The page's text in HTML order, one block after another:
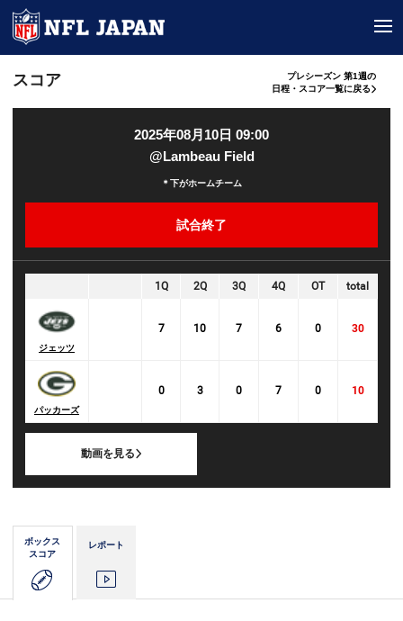
スコア
プレシーズン 第1週の
日程・スコア一覧に戻る
2025年08月10日 09:00
@Lambeau Field
＊下がホームチーム
試合終了
1Q 2Q 3Q 4Q OT total
ジェッツ
7 10 7 6 0 30
パッカーズ
0 3 0 7 0 10
動画を見る
ボックス
スコア
レポート